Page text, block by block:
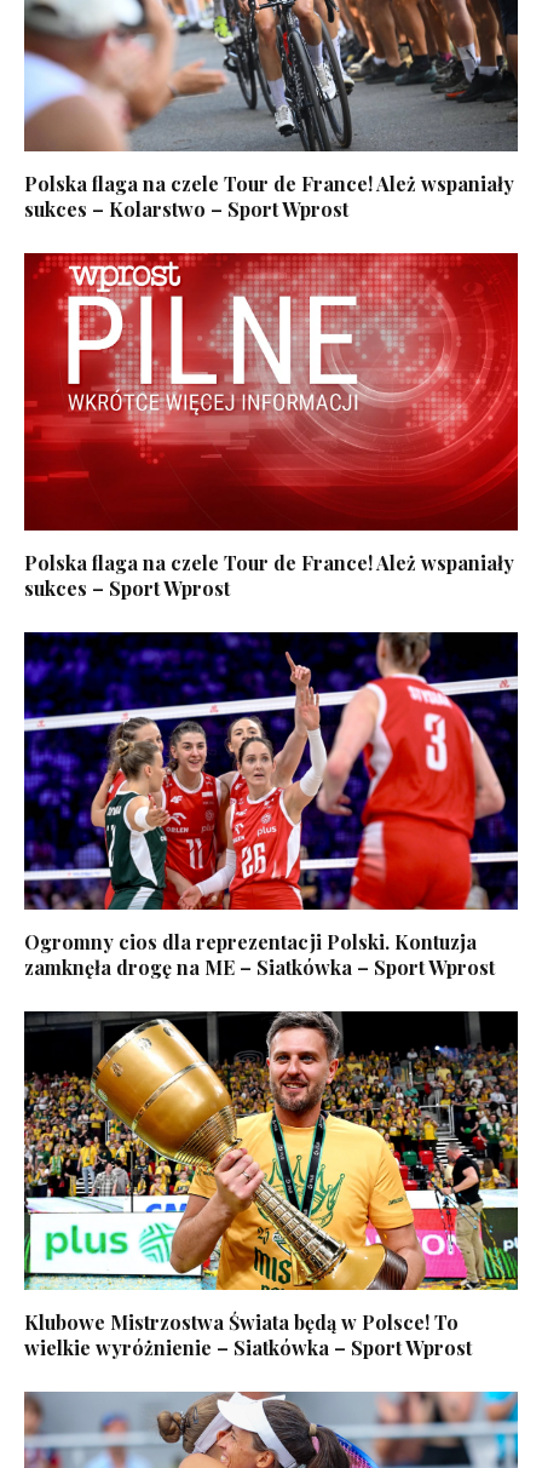
Polska flaga na czele Tour de France! Ależ wspaniały
sukces – Kolarstwo – Sport Wprost
Polska flaga na czele Tour de France! Ależ wspaniały
sukces – Sport Wprost
Ogromny cios dla reprezentacji Polski. Kontuzja
zamknęła drogę na ME – Siatkówka – Sport Wprost
Klubowe Mistrzostwa Świata będą w Polsce! To
wielkie wyróżnienie – Siatkówka – Sport Wprost